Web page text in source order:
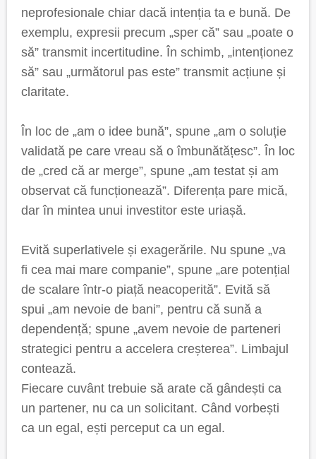
neprofesionale chiar dacă intenția ta e bună. De
exemplu, expresii precum „sper că” sau „poate o
să” transmit incertitudine. În schimb, „intenționez
să” sau „următorul pas este” transmit acțiune și
claritate.
În loc de „am o idee bună”, spune „am o soluție
validată pe care vreau să o îmbunătățesc”. În loc
de „cred că ar merge”, spune „am testat și am
observat că funcționează”. Diferența pare mică,
dar în mintea unui investitor este uriașă.
Evită superlativele și exagerările. Nu spune „va
fi cea mai mare companie”, spune „are potențial
de scalare într-o piață neacoperită”. Evită să
spui „am nevoie de bani”, pentru că sună a
dependență; spune „avem nevoie de parteneri
strategici pentru a accelera creșterea”. Limbajul
contează.
Fiecare cuvânt trebuie să arate că gândești ca
un partener, nu ca un solicitant. Când vorbești
ca un egal, ești perceput ca un egal.